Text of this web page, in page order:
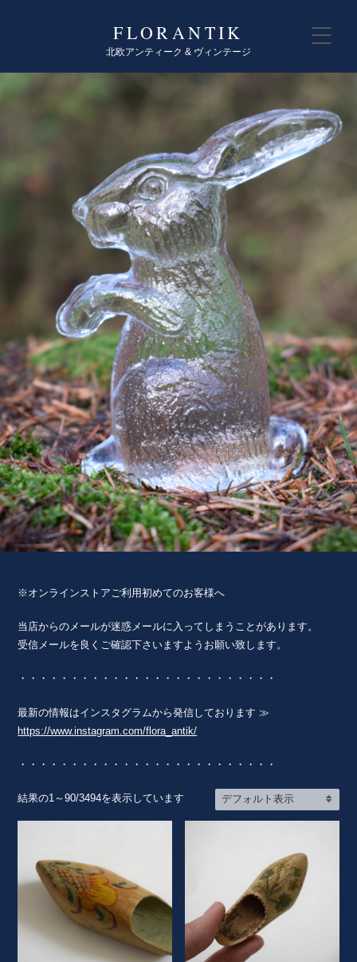
FLORANTIK
北欧アンティーク & ヴィンテージ
※オンラインストアご利用初めてのお客様へ
当店からのメールが迷惑メールに入ってしまうことがあります。
受信メールを良くご確認下さいますようお願い致します。
・・・・・・・・・・・・・・・・・・・・・・・・・
最新の情報はインスタグラムから発信しております ≫
https://www.instagram.com/flora_antik/
・・・・・・・・・・・・・・・・・・・・・・・・・
結果の1～90/3494を表示しています